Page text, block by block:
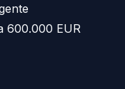
600.000 EUR